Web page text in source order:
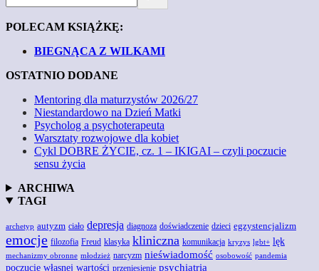
POLECAM KSIĄŻKĘ:
BIEGNĄCA Z WILKAMI
OSTATNIO DODANE
Mentoring dla maturzystów 2026/27
Niestandardowo na Dzień Matki
Psycholog a psychoterapeuta
Warsztaty rozwojowe dla kobiet
Cykl DOBRE ŻYCIE, cz. 1 – IKIGAI – czyli poczucie
sensu życia
ARCHIWA
TAGI
archetyp autyzm ciało depresja diagnoza doświadczenie dzieci egzystencjalizm
emocje filozofia Freud klasyka kliniczna komunikacja kryzys lgbt+ lęk
mechanizmy obronne młodzież narcyzm nieświadomość osobowość pandemia
poczucie własnej wartości przeniesienie psychiatria